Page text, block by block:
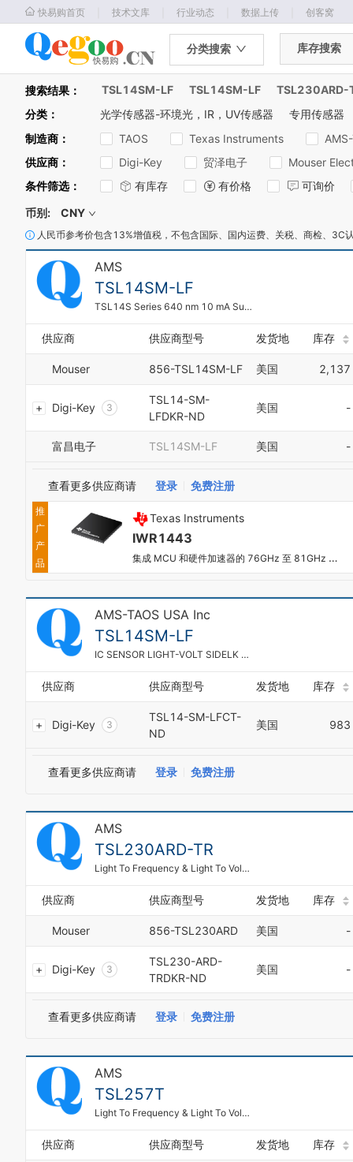
快易购首页 技术文库 行业动态 数据上传 创客窝
分类搜索 库存搜索
搜索结果： TSL14SM-LF TSL14SM-LF
TSL230ARD-
分类 ： 光学传感器-环境光，IR，UV传感器
专用传感器
制造商 ： TAOS Texas Instruments
供应商 ： Digi-Key 贸泽电子
Mouser
条件筛选： 有库存 有价格
可询价
币别:
CNY
人民币参考价包含13%增值税，不包含国际、国内运费、关税、商检、3C
AMS
TSL14SM-LF
TSL14S Series 640 nm 10 mA Surface Mount Sidelooker Light to Voltage Converter
供应商 供应商型号 发货地 库存
Mouser 856-TSL14SM-LF 美国 2,137
Digi-Key
2
3
4
5
6
7
3
8
9
0
1
5
6
7
8
9
TSL14-SM-
LFDKR-ND
美国 -
富昌电子 TSL14SM-LF 美国 -
查看更多供应商请 登录 免费注册
推
广
产
品
Texas Instruments
IWR1443
集成 MCU 和硬件加速器的 76GHz 至 81GHz 单芯片毫米波传感器
AMS-TAOS USA Inc
TSL14SM-LF
IC SENSOR LIGHT-VOLT SIDELK SMD
供应商 供应商型号 发货地 库存
Digi-Key
0
1
5
6
7
8
9
3
6
0
1
2
8
9
TSL14-SM-LFCT-
ND
美国 983
查看更多供应商请 登录 免费注册
AMS
TSL230ARD-TR
Light To Frequency & Light To Voltage Light to Frequency Converter
供应商 供应商型号 发货地 库存
Mouser 856-TSL230ARD 美国 -
Digi-Key
0
1
3
4
5
6
7
3
6
0
1
2
TSL230-ARD-
TRDKR-ND
美国 -
查看更多供应商请 登录 免费注册
AMS
TSL257T
Light To Frequency & Light To Voltage Light to Voltage Precision
供应商 供应商型号 发货地 库存
0
3
7
8
9